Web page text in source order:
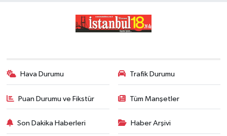
Hava Durumu Trafik Durumu
Puan Durumu ve Fikstür Tüm Manşetler
Son Dakika Haberleri Haber Arşivi